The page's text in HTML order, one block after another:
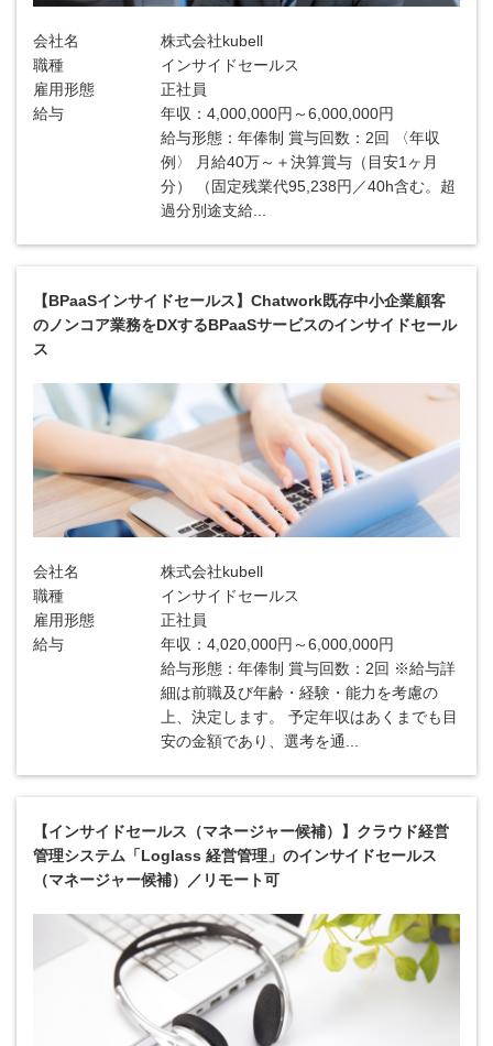
会社名
株式会社kubell
職種
インサイドセールス
雇用形態
正社員
給与
年収：4,000,000円～6,000,000円
給与形態：年俸制 賞与回数：2回 〈年収
例〉 月給40万～＋決算賞与（目安1ヶ月
分） （固定残業代95,238円／40h含む。超
過分別途支給...
【BPaaSインサイドセールス】Chatwork既存中小企業顧客
のノンコア業務をDXするBPaaSサービスのインサイドセール
ス
会社名
株式会社kubell
職種
インサイドセールス
雇用形態
正社員
給与
年収：4,020,000円～6,000,000円
給与形態：年俸制 賞与回数：2回 ※給与詳
細は前職及び年齢・経験・能力を考慮の
上、決定します。 予定年収はあくまでも目
安の金額であり、選考を通...
【インサイドセールス（マネージャー候補）】クラウド経営
管理システム「Loglass 経営管理」のインサイドセールス
（マネージャー候補）／リモート可